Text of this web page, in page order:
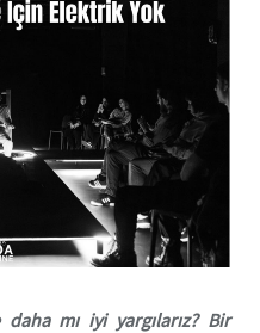
mı iyi yargılarız? Bir